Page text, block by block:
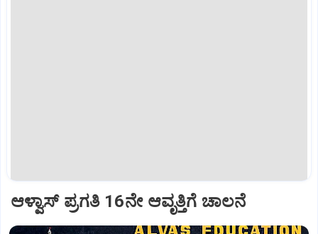
ಆಳ್ವಾಸ್‌ ಪ್ರಗತಿ 16ನೇ ಆವೃತ್ತಿಗೆ ಚಾಲನೆ